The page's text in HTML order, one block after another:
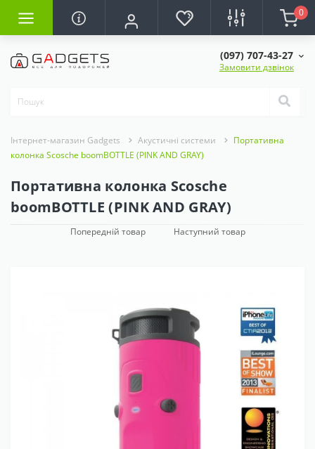
0
(097) 707-43-27
Замовити дзвінок
Інтернет-магазин Gadgets Акустичні системи
Портативна
колонка Scosche boomBOTTLE (PINK AND GRAY)
Портативна колонка Scosche
boomBOTTLE (PINK AND GRAY)
Попередній товар Наступний товар